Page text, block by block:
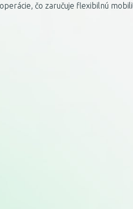
čo zaručuje flexibilnú